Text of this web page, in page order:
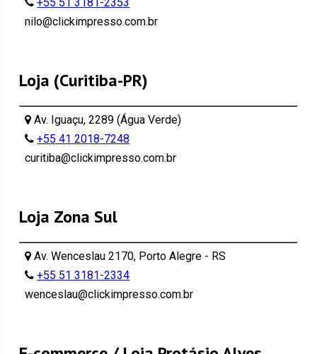
nilo@clickimpresso.com.br
Loja (Curitiba-PR)
Av. Iguaçu, 2289 (Água Verde)
+55 41 2018-7248
curitiba@clickimpresso.com.br
Loja Zona Sul
Av. Wenceslau 2170, Porto Alegre - RS
+55 51 3181-2334
wenceslau@clickimpresso.com.br